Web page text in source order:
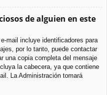
de alguien en este
mail incluye identificadores para
por lo tanto, puede contactar
una copia completa del mensaje
la cabecera, ya que contiene
La Administración tomará